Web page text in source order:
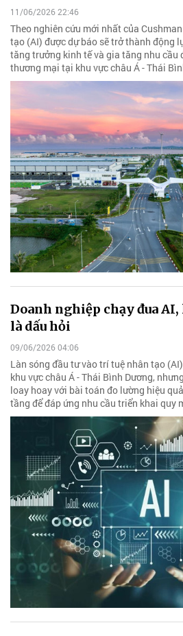
11/06/2026 22:46
Theo nghiên cứu mới nhất của
tạo (AI) được dự báo sẽ trở thành động
tăng trưởng kinh tế và gia tăng nhu cầu
thương mại tại khu vực châu Á - Thái
Doanh nghiệp chạy đua
là dấu hỏi
09/06/2026 04:06
Làn sóng đầu tư vào trí tuệ nhân tạo
khu vực châu Á - Thái Bình Dương,
loay hoay với bài toán đo lường hiệu
tầng để đáp ứng nhu cầu triển khai quy